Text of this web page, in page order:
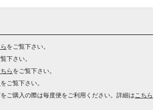
をご覧下さい。
下さい。
らをご覧下さい。
をご覧下さい。
ご購入の際は毎度便をご利用ください。詳細は こちら